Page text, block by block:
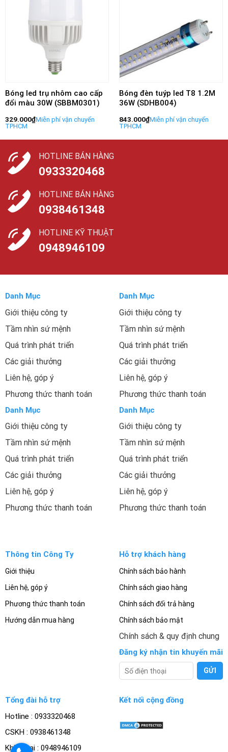
Bóng led trụ nhôm cao cấp
đổi màu 30W (SBBM0301)
329.000₫
Bóng đèn tuýp led T8 1.2M
36W (SDHB004)
843.000₫
HOTLINE BÁN HÀNG
0933320468
HOTLINE BÁN HÀNG
0938461348
HOTLINE KỸ THUẬT
0948946109
Danh Mục
Giới thiệu công ty
Tầm nhìn sứ mệnh
Quá trình phát triển
Các giải thưởng
Liên hệ, góp ý
Phương thức thanh toán
Danh Mục
Giới thiệu công ty
Tầm nhìn sứ mệnh
Quá trình phát triển
Các giải thưởng
Liên hệ, góp ý
Phương thức thanh toán
Danh Mục
Giới thiệu công ty
Tầm nhìn sứ mệnh
Quá trình phát triển
Các giải thưởng
Liên hệ, góp ý
Phương thức thanh toán
Danh Mục
Giới thiệu công ty
Tầm nhìn sứ mệnh
Quá trình phát triển
Các giải thưởng
Liên hệ, góp ý
Phương thức thanh toán
Thông tin Công Ty
Giới thiệu
Liên hệ, góp ý
Phương thức thanh toán
Hướng dẫn mua hàng
Hỗ trợ khách hàng
Chính sách bảo hành
Chính sách giao hàng
Chính sách đổi trả hàng
Chính sách bảo mật
Chính sách & quy định chung
Đăng ký nhận tin khuyến mãi
Tổng đài hỗ trợ
Hotline : 0933320468
CSKH : 0938461348
Khiếu nại : 0948946109
Kết nối cộng đồng